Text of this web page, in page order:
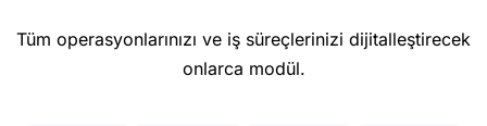
Tüm operasyonlarınızı ve iş süreçlerinizi dijitalleştirecek
onlarca modül.